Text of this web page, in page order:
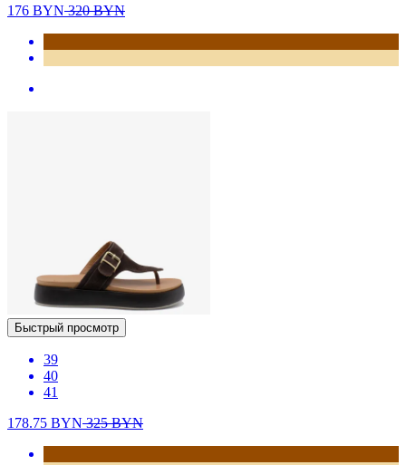
176 BYN320BYN
Быстрый просмотр
39
40
41
178.75 BYN325BYN